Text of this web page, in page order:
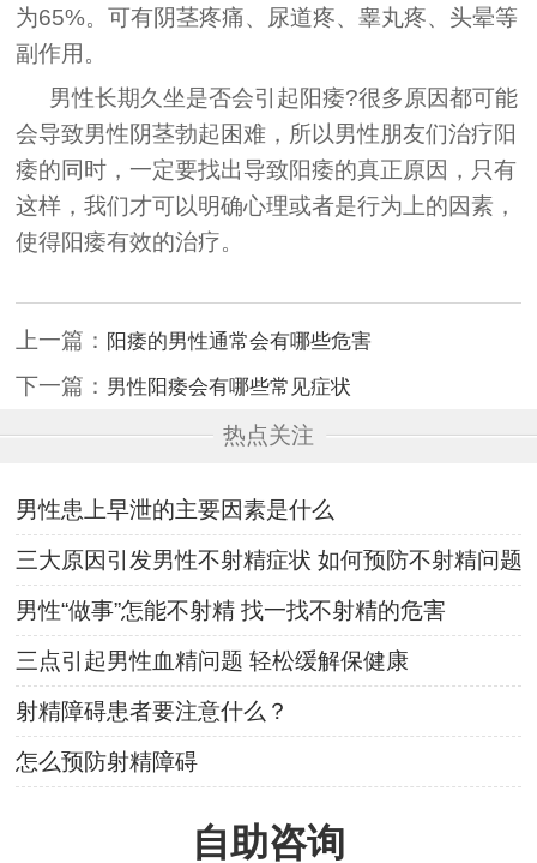
为65%。可有阴茎疼痛、尿道疼、睾丸疼、头晕等
副作用。
男性长期久坐是否会引起阳痿?很多原因都可能
会导致男性阴茎勃起困难，所以男性朋友们治疗阳
痿的同时，一定要找出导致阳痿的真正原因，只有
这样，我们才可以明确心理或者是行为上的因素，
使得阳痿有效的治疗。
上一篇： 阳痿的男性通常会有哪些危害
下一篇： 男性阳痿会有哪些常见症状
热点关注
男性患上早泄的主要因素是什么
三大原因引发男性不射精症状 如何预防不射精问题
男性“做事”怎能不射精 找一找不射精的危害
三点引起男性血精问题 轻松缓解保健康
射精障碍患者要注意什么？
怎么预防射精障碍
自助咨询